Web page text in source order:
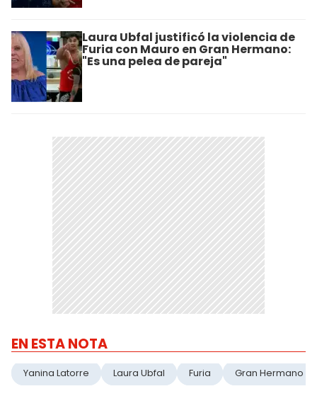
Laura Ubfal justificó la violencia de
Furia con Mauro en Gran Hermano:
"Es una pelea de pareja"
EN ESTA NOTA
Yanina Latorre Laura Ubfal Furia Gran Hermano